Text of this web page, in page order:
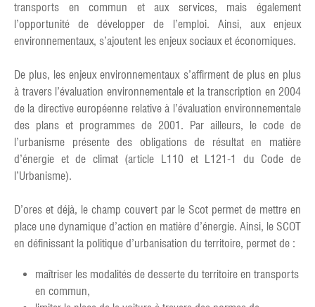
transports en commun et aux services, mais également
l’opportunité de développer de l’emploi. Ainsi, aux enjeux
environnementaux, s’ajoutent les enjeux sociaux et économiques.
De plus, les enjeux environnementaux s’affirment de plus en plus
à travers l’évaluation environnementale et la transcription en 2004
de la directive européenne relative à l’évaluation environnementale
des plans et programmes de 2001. Par ailleurs, le code de
l’urbanisme présente des obligations de résultat en matière
d’énergie et de climat (article L110 et L121-1 du Code de
l’Urbanisme).
D’ores et déjà, le champ couvert par le Scot permet de mettre en
place une dynamique d’action en matière d’énergie. Ainsi, le SCOT
en définissant la politique d’urbanisation du territoire, permet de :
maîtriser les modalités de desserte du territoire en transports
en commun,